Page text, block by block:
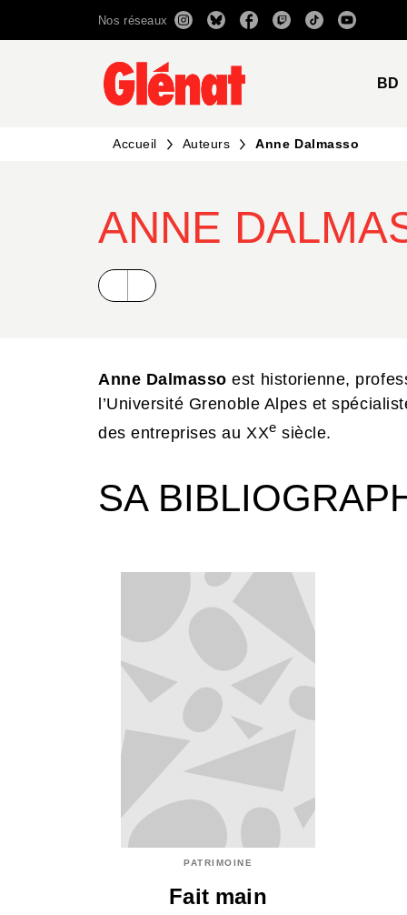
RECHERCHE CONTENU
Nos réseaux
BD
Accueil Auteurs Anne Dalmasso
ANNE
Anne Dalmasso est historienne,
l’Université Grenoble Alpes et
des entreprises au XXe siècle.
SA
PATRIMOINE
Fait main